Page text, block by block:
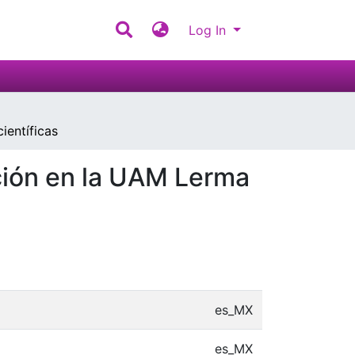
Log In
en la UAM Lerma
es_MX
es_MX